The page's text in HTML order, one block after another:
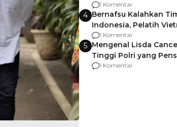
agar Dana Tidak
1 Komentar
4 Bernafsu Kalahkan
Indonesia, Pelatih
Berencana Pakai
1 Komentar
5 Mengenal Lisda
Tinggi Polri yang
Usai Jadi Brigjen
1 Komentar